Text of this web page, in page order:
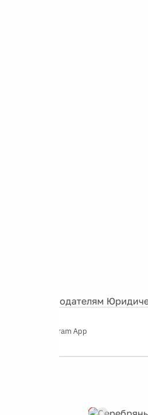
Рекламодателям
Telegram App